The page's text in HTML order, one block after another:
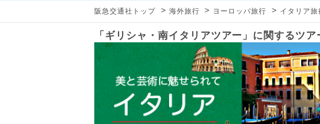
阪急交通社トップ > 海外旅行 > ヨーロッパ旅行 > イタリア旅
「ギリシャ・南イタリアツアー」に関するツ